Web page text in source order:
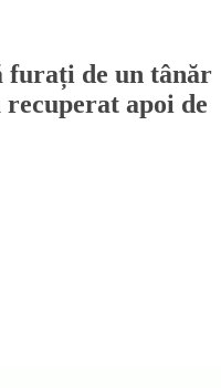
furați de un tânăr
apoi de